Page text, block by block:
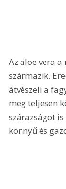
Az aloe vera
származik.
átvészeli a
meg teljesen
szárazságot
könnyű és